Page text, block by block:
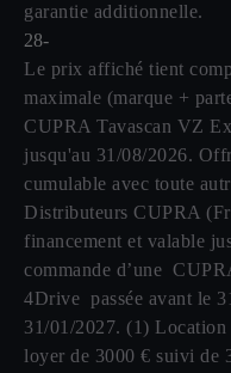
garantie additionnelle.
28-
Le prix affiché tient
maximale (marque +
CUPRA Tavascan VZ
jusqu'au 31/08/2026.
cumulable avec toute
Distributeurs CUPRA
financement et valable
commande d’une
4Drive passée avant le
31/01/2027. (1)
loyer de 3000 € suivi de